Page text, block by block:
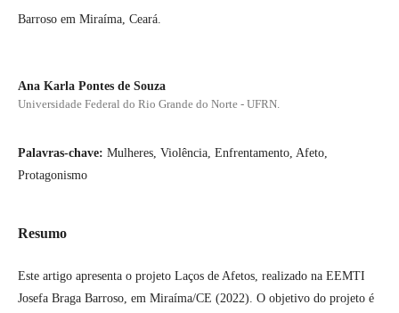
Barroso em Miraíma, Ceará.
Ana Karla Pontes de Souza
Universidade Federal do Rio Grande do Norte - UFRN.
Palavras-chave: Mulheres, Violência, Enfrentamento, Afeto,
Protagonismo
Resumo
Este artigo apresenta o projeto Laços de Afetos, realizado na EEMTI
Josefa Braga Barroso, em Miraíma/CE (2022). O objetivo do projeto é